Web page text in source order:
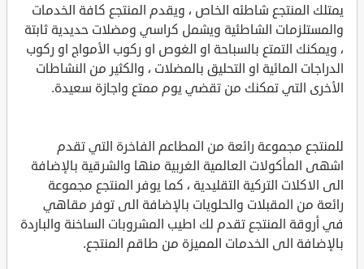
يمتلك المنتجع شاطئه الخاص ، ويقدم المنتجع كافة الخدمات
والمستلزمات الشاطئية ويشمل كراسي ومضلات حديدية ثابتة
، ويمكنك التمتع بالسباحة او الغوص او ركوب الأمواج او ركوب
الدراجات المائية او التحليق بالمضلات ، والكثير من النشاطات
الأخرى التي تمكنك من تقضي يوم ممتع واجازة سعيدة.
للمنتجع مجموعة رائعة من المطاعم الفاخرة التي تقدم
اشهى المأكولات العالمية الغربية منها والشرقية بالإضافة
الى الاكلات التركية التقليدية ، كما يوفر المنتجع مجموعة
رائعة من المقبلات والحلويات بالإضافة الى توفر مقاهي
في أروقة المنتجع تقدم لك اطيب المشروبات الساخنة والباردة
بالإضافة الى الخدمات المميزة من طاقم المنتجع.